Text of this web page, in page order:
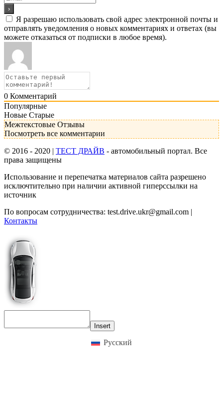
Я разрешаю использовать свой адрес электронной почты и
отправлять уведомления о новых комментариях и ответах (вы
можете отказаться от подписки в любое время).
0 Комментарий
Популярные
Новые Старые
Межтекстовые Отзывы
Посмотреть все комментарии
© 2016 - 2020 | ТЕСТ ДРАЙВ - автомобильный портал. Все
права защищены
Использование и перепечатка материалов сайта разрешено
исключтительно при наличии активной гиперссылки на
источник
По вопросам сотрудничества: test.drive.ukr@gmail.com |
Контакты
Insert
Русский